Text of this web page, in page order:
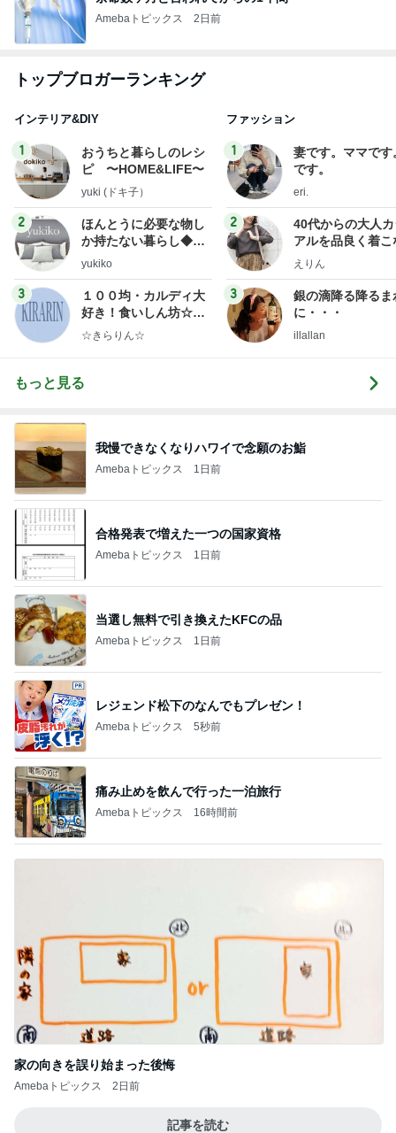
Amebaトピックス 2日前
トップブロガーランキング
インテリア&DIY
1
おうちと暮らしのレシ
ピ 〜HOME&LIFE〜
yuki (ドキ子）
2
ほんとうに必要な物し
か持たない暮らし◆Ke
ep Life Simple◆〜イ
yukiko
3
１００均・カルディ大
好き！食いしん坊☆き
らりん☆のブログ
☆きらりん☆
ファッション
1
妻です。ママです
です。
eri.
2
40代からの大人
アルを品良く着こ
ファッションブロ
えりん
3
銀の滴降る降るま
に・・・
illallan
もっと見る
我慢できなくなりハワイで念願のお鮨
Amebaトピックス 1日前
合格発表で増えた一つの国家資格
Amebaトピックス 1日前
当選し無料で引き換えたKFCの品
Amebaトピックス 1日前
レジェンド松下のなんでもプレゼン！
Amebaトピックス 5秒前
痛み止めを飲んで行った一泊旅行
Amebaトピックス 16時間前
家の向きを誤り始まった後悔
Amebaトピックス 2日前
記事を読む